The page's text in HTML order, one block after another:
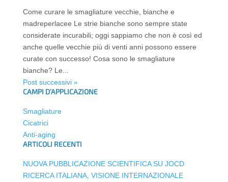
Come curare le smagliature vecchie, bianche e
madreperlacee Le strie bianche sono sempre state
considerate incurabili; oggi sappiamo che non è così ed
anche quelle vecchie più di venti anni possono essere
curate con successo! Cosa sono le smagliature
bianche? Le...
Post successivi »
CAMPI D’APPLICAZIONE
Smagliature
Cicatrici
Anti-aging
ARTICOLI RECENTI
NUOVA PUBBLICAZIONE SCIENTIFICA SU JOCD
RICERCA ITALIANA, VISIONE INTERNAZIONALE